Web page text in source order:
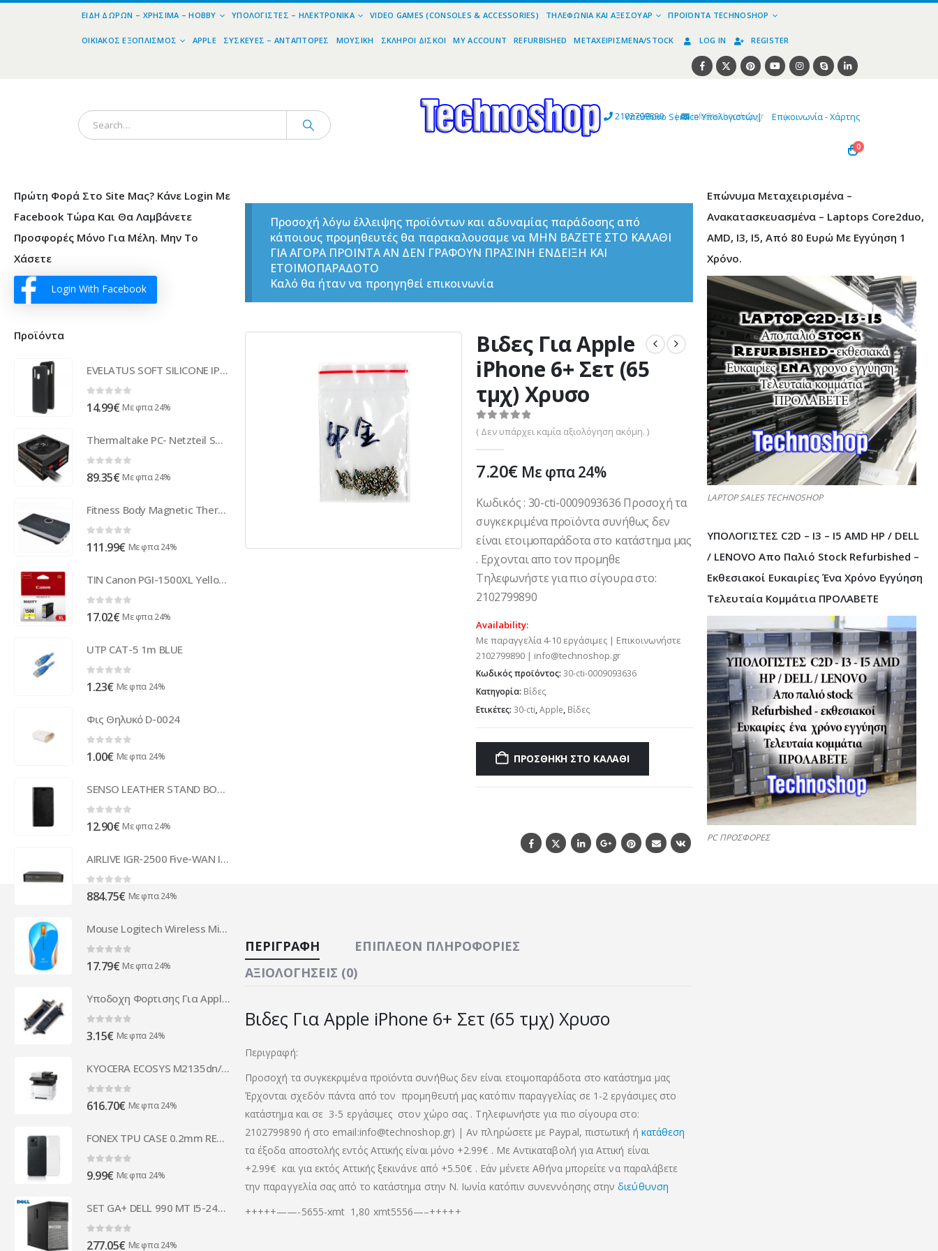
ΕΊΔΗ ΔΏΡΩΝ – ΧΡΉΣΙΜΑ – HOBBY ΥΠΟΛΟΓΙΣΤΈΣ – ΗΛΕΚΤΡΟΝΙΚΆ VIDEO GAMES (CONSOLES & ACCESSORIES) ΤΗΛΕΦΩΝΊΑ ΚΑΙ ΑΞΕΣΟΥΆΡ ΠΡΟΪΌΝΤΑ TECHNOSHOP
ΟΙΚΙΑΚΌΣ ΕΞΟΠΛΙΣΜΌΣ APPLE ΣΥΣΚΕΥΈΣ – ΑΝΤΆΠΤΟΡΕΣ ΜΟΥΣΙΚΉ ΣΚΛΗΡΟΊ ΔΊΣΚΟΙ MY ACCOUNT REFURBISHED ΜΕΤΑΧΕΙΡΙΣΜΈΝΑ/STOCK LOG IN REGISTER
2102799890 | info@technoshop,gr |
Υπεύθυνο Service Υπολογιστών| Επικοινωνία - Χάρτης
0
Προσοχή λόγω έλλειψης προϊόντων και αδυναμίας παράδοσης από
κάποιους προμηθευτές θα παρακαλουσαμε να ΜΗΝ ΒΑΖΕΤΕ ΣΤΟ ΚΑΛΑΘΙ
ΓΙΑ ΑΓΟΡΑ ΠΡΟΙΝΤΑ ΑΝ ΔΕΝ ΓΡΑΦΟΥΝ ΠΡΑΣΙΝΗ ΕΝΔΕΙΞΗ ΚΑΙ
ΕΤΟΙΜΟΠΑΡΑΔΟΤΟ
Καλό θα ήταν να προηγηθεί επικοινωνία
Βιδες Για Apple
iPhone 6+ Σετ (65
τμχ) Χρυσο
0 out of 5
( Δεν υπάρχει καμία αξιολόγηση ακόμη. )
7.20€ Με φπα 24%
Κωδικός : 30-cti-0009093636 Προσοχή τα
συγκεκριμένα προϊόντα συνήθως δεν
είναι ετοιμοπαράδοτα στο κατάστημα μας
. Ερχονται απο τον προμηθε
Τηλεφωνήστε για πιο σίγουρα στο:
2102799890
Availability:
Με παραγγελία 4-10 εργάσιμες | Επικοινωνήστε
2102799890 | info@technoshop.gr
Κωδικός προϊόντος: 30-cti-0009093636
Κατηγορία: Βίδες
Ετικέτες: 30-cti,Apple, Βίδες
ΠΡΟΣΘΉΚΗ ΣΤΟ ΚΑΛΆΘΙ
ΠΕΡΙΓΡΑΦΉ
ΕΠΙΠΛΈΟΝ ΠΛΗΡΟΦΟΡΊΕΣ
ΑΞΙΟΛΟΓΉΣΕΙΣ (0)
Βιδες Για Apple iPhone 6+ Σετ (65 τμχ) Χρυσο
Περιγραφή:
Προσοχή τα συγκεκριμένα προϊόντα συνήθως δεν είναι ετοιμοπαράδοτα στο κατάστημα μας
Έρχονται σχεδόν πάντα από τον προμηθευτή μας κατόπιν παραγγελίας σε 1-2 εργάσιμες στο
κατάστημα και σε 3-5 εργάσιμες στον χώρο σας . Τηλεφωνήστε για πιο σίγουρα στο:
2102799890 ή στο email:info@technoshop.gr) | Αν πληρώσετε με Paypal, πιστωτική ή κατάθεση
τα έξοδα αποστολής εντός Αττικής είναι μόνο +2.99€ . Με Αντικαταβολή για Αττική είναι
+2.99€ και για εκτός Αττικής ξεκινάνε από +5.50€ . Εάν μένετε Αθήνα μπορείτε να παραλάβετε
την παραγγελία σας από το κατάστημα στην Ν. Ιωνία κατόπιν συνεννόησης στηνδιεύθυνση
+++++——-5655-xmt 1,80 xmt5556—–+++++
Πρώτη Φορά Στο Site Μας? Κάνε Login Με
Facebook Τώρα Και Θα Λαμβάνετε
Προσφορές Μόνο Για Μέλη. Μην Το
Χάσετε
Login With Facebook
Προϊόντα
EVELATUS SOFT SILICONE IPHONE 11 PRO red backcover
0 out of 5
14.99€ Με φπα 24%
Thermaltake PC- Netzteil Smart SE 630W SPS-630MPCBEU
0out of 5
89.35€ Με φπα 24%
Fitness Body Magnetic Therapy Vibration Plate + Music 73cm (Black-Silver)
0 out of 5
111.99€ Με φπα 24%
TIN Canon PGI-1500XL Yellow 9195B001
0 out of 5
17.02€ Με φπα 24%
UTP CAT-5 1m BLUE
0 out of 5
1.23€ Με φπα 24%
Φις Θηλυκό D-0024
0 out of 5
1.00€ Με φπα 24%
SENSO LEATHER STAND BOOK HUAWEI P9 LITE MINI black
0 out of 5
12.90€ Με φπα 24%
AIRLIVE IGR-2500 Five-WAN Internet Gateway
0out of 5
884.75€ Με φπα 24%
Mouse Logitech Wireless Mini Mouse M187 Blue 910-002733
0 out of 5
17.79€ Με φπα 24%
Υποδοχη Φορτισης Για Apple iPhone 2G Κοννεκτορας OEM
0 out of 5
3.15€ Με φπα 24%
KYOCERA ECOSYS M2135dn/KL3 Multifunktionsdrucker s/w Laser 870B61102S03NLX
0out of 5
616.70€ Με φπα 24%
FONEX TPU CASE 0.2mm REALME C30 backcover
0 out of 5
9.99€ Με φπα 24%
SET GA+ DELL 990 MT I5-2400/4GB/320GB/DVDRW/WIN7PC
0 out of 5
277.05€ Με φπα 24%
Επώνυμα Μεταχειρισμένα –
Ανακατασκευασμένα – Laptops Core2duo,
AMD, I3, I5, Από 80 Ευρώ Με Εγγύηση 1
Χρόνο.
LAPTOP SALES TECHNOSHOP
ΥΠΟΛΟΓΙΣΤΕΣ C2D – I3 – I5 AMD HP / DELL
/ LENOVO Απο Παλιό Stock Refurbished –
Εκθεσιακοί Ευκαιρίες Ένα Χρόνο Εγγύηση
Τελευταία Κομμάτια ΠΡΟΛΑΒΕΤΕ
PC ΠΡΟΣΦΟΡΕΣ